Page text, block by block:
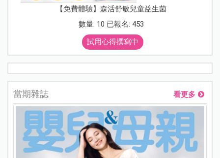
【免費體驗】森活舒敏兒童益生菌
數量: 10 已報名: 453
試用心得撰寫中
當期雜誌 看更多